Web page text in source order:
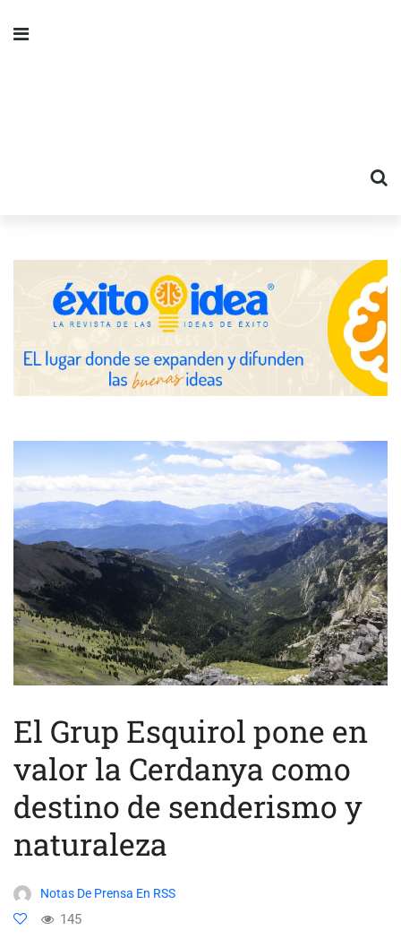
El Grup Esquirol pone en
valor la Cerdanya como
destino de senderismo y
naturaleza
Notas De Prensa En RSS
145